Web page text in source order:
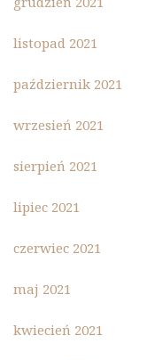
listopad 2021
październik 2021
wrzesień 2021
sierpień 2021
lipiec 2021
czerwiec 2021
maj 2021
kwiecień 2021